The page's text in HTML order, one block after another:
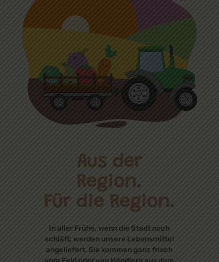
Aus der
Region.
Für die Region.
In aller Frühe, wenn die Stadt noch
schläft, werden unsere Lebensmittel
angeliefert. Sie kommen ganz frisch